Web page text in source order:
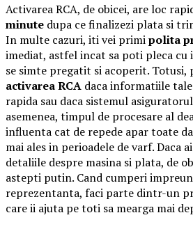
Activarea RCA, de obicei, are loc
minute dupa ce finalizezi plata si
In multe cazuri, iti vei primipolita
imediat, astfel incat sa poti pleca cu
se simte pregatit si acoperit.
activarea RCA daca informatiile
rapida sau daca sistemul
asemenea, timpul de procesare al
influenta cat de repede apar toate
mai ales in perioadele de varf. Daca
detaliile despre masina si plata, de
astepti putin. Cand cumperi
reprezentanta, faci parte dintr-un
care ii ajuta pe toti sa mearga mai